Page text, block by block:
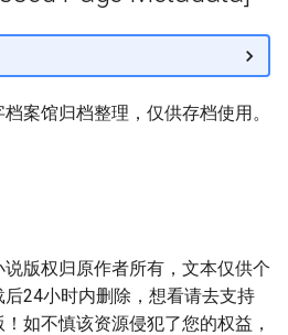
案馆归档整理，仅供存档使用。
版权归原作者所有，文本仅供个
24小时内删除，想看请去支持
如不慎该资源侵犯了您的权益，